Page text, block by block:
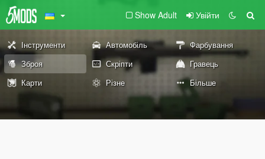
Show Adult Увійти
Інструменти Автомобіль
Фарбування
Зброя
Скріпти
Гравець
Карти
Різне Більше